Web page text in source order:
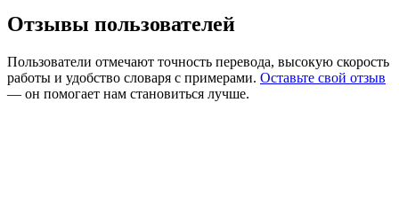
Отзывы пользователей
Пользователи отмечают точность перевода, высокую скорость
работы и удобство словаря с примерами. Оставьте свой отзыв
— он помогает нам становиться лучше.